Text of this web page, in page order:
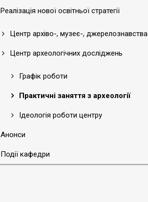
Реалізація нової освітньої стратегії
Центр архіво-, музеє-, джерелознавства
Центр археологічних досліджень
Графік роботи
Практичні заняття з археології
Ідеологія роботи центру
Анонси
Події кафедри